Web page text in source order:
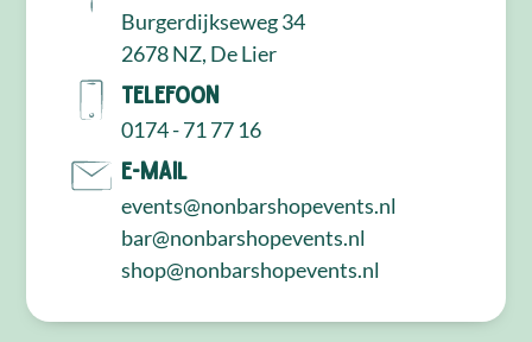
Burgerdijkseweg 34
2678 NZ, De Lier
Telefoon
0174 - 71 77 16
E-mail
events@nonbarshopevents.nl
bar@nonbarshopevents.nl
shop@nonbarshopevents.nl